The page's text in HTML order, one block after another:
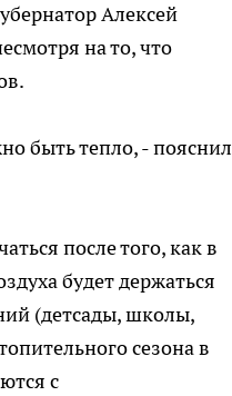
Алексей
на то, что
быть тепло, - пояснил
после того, как в
будет держаться
(детсады, школы,
сезона в
с